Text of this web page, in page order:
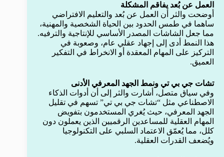
العمل عن بُعد يفاقم المشكلة
أوضحت والثر أن العمل عن بُعد والتعليم الافتراضي
ساهما في طمس الحدود بين الحياة الشخصية والمهنية،
مما جعل الشاشات المصدر الأساسي للإنتاجية والترفيه.
هذا النمط أدى إلى إجهاد عقلي عام، وصعوبة في
التركيز على المهام المعقدة أو الانخراط في التفكير
العميق.
تشات جي بي تي ونمط الجهد المعرفي الأدنى
وفي سياق متصل، أشارت والثر إلى أن أدوات الذكاء
الاصطناعي مثل “تشات جي بي تي” تسهم في تقليل
الجهد المعرفي، حيث يُغري المستخدمون بتفويض
المهام العقلية للمساعدين الرقميين الذين يعملون دون
كلل، مما يُعمّق الاعتماد السلبي على التكنولوجيا
ويُضعف القدرات العقلية.